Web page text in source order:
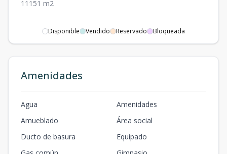
1 1 1 51 m2
Disponible Vendido Reservado Bloqueada
Amenidades
Agua
Amenidades
Amueblado
Área social
Ducto de basura
Equipado